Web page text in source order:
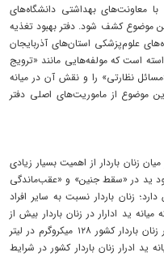
معاونت‌های بهداشتی دانشگاه‌های
موضوع کشف شود. دفتر بهبود تغذیه
علوم‌پزشکی استان‌های آذربایجان
است که مولفه‌هایی مانند «ترویج
نظارتی» را و نقش آن در میانه
موضوع از ماموریت‌های اصلی دفتر
زنان باردار از اهمیت بسیار زیادی
ید در «سقط جنین» و «عقب‌ماندگی
زنان باردار نسبت به سایر افراد
ید ادارار در زنان باردار بیش از
۱۵۰ میکروگرم در لیتر باشد اما میانه ید ادارار در زنان باردار کشور ۱۲۸ میکروگرم در لیتر
ید ادرار زنان باردار کشور در شرایط